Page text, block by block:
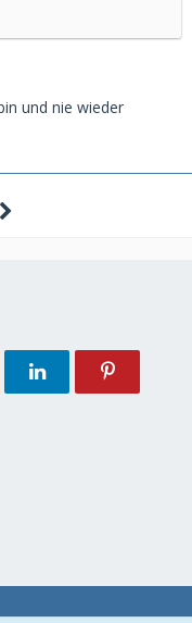
und nie wieder